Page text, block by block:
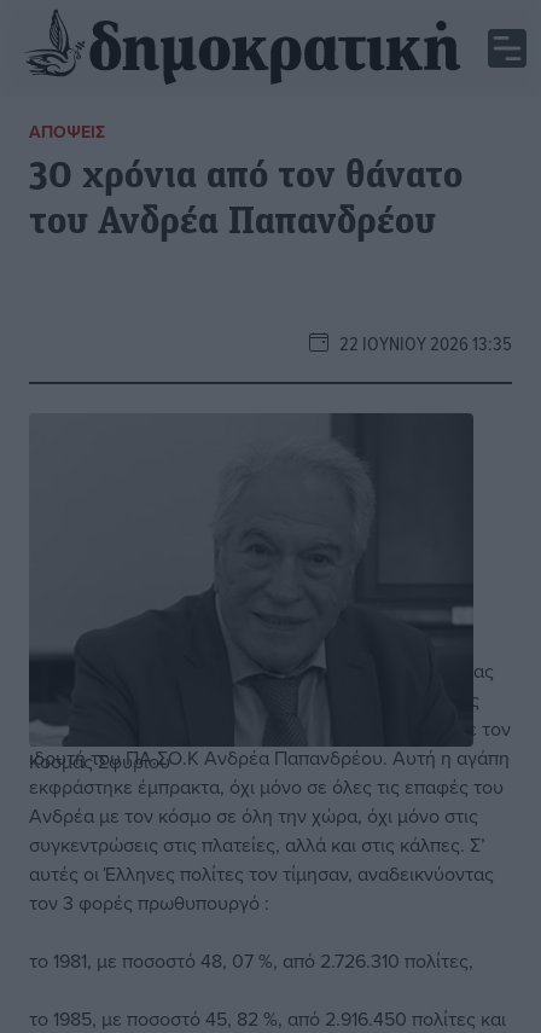
ΑΠΌΨΕΙΣ
30 χρόνια από τον θάνατο
του Ανδρέα Παπανδρέου
22 ΙΟΥΝΊΟΥ 2026 13:35
Κοσμάς Σφυρίου
Στην πολιτική ιστορία της σύγχρονης 3ης Δημοκρατίας
της χώρας μας, ξεχωριστή θέση έχει η σχέση αγάπης
πολύ μεγάλου τμήματος της ελληνικής κοινωνίας, με τον
ιδρυτή του ΠΑ.ΣΟ.Κ Ανδρέα Παπανδρέου. Αυτή η αγάπη
εκφράστηκε έμπρακτα, όχι μόνο σε όλες τις επαφές του
Ανδρέα με τον κόσμο σε όλη την χώρα, όχι μόνο στις
συγκεντρώσεις στις πλατείες, αλλά και στις κάλπες. Σ’
αυτές οι Έλληνες πολίτες τον τίμησαν, αναδεικνύοντας
τον 3 φορές πρωθυπουργό :
το 1981, με ποσοστό 48, 07 %, από 2.726.310 πολίτες,
το 1985, με ποσοστό 45, 82 %, από 2.916.450 πολίτες και